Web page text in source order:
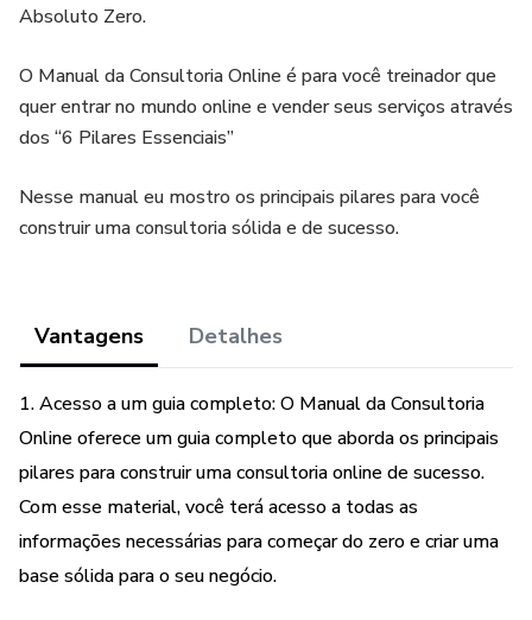
Absoluto Zero.
O Manual da Consultoria Online é para você treinador que
quer entrar no mundo online e vender seus serviços através
dos “6 Pilares Essenciais”
Nesse manual eu mostro os principais pilares para você
construir uma consultoria sólida e de sucesso.
Vantagens Detalhes
1. Acesso a um guia completo: O Manual da Consultoria
Online oferece um guia completo que aborda os principais
pilares para construir uma consultoria online de sucesso.
Com esse material, você terá acesso a todas as
informações necessárias para começar do zero e criar uma
base sólida para o seu negócio.